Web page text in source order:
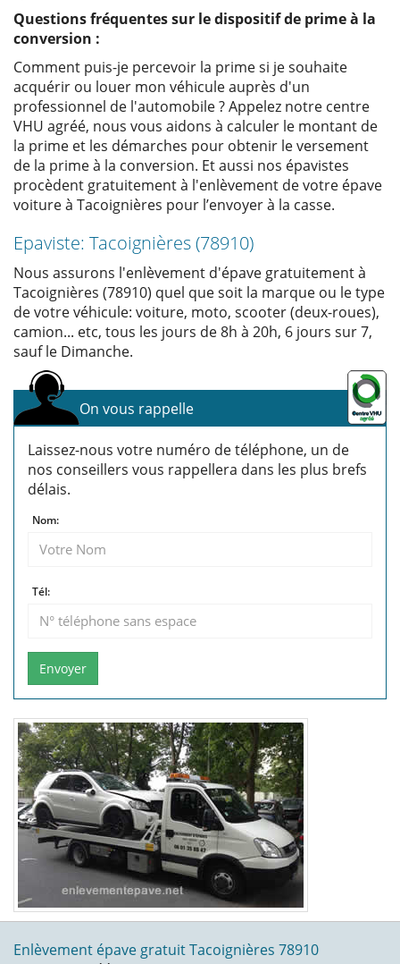
Questions fréquentes sur le dispositif de prime à la
conversion :
Comment puis-je percevoir la prime si je souhaite
acquérir ou louer mon véhicule auprès d'un
professionnel de l'automobile ? Appelez notre centre
VHU agréé, nous vous aidons à calculer le montant de
la prime et les démarches pour obtenir le versement
de la prime à la conversion. Et aussi nos épavistes
procèdent gratuitement à l'enlèvement de votre épave
voiture à Tacoignières pour l’envoyer à la casse.
Epaviste: Tacoignières (78910)
Nous assurons l'enlèvement d'épave gratuitement à
Tacoignières (78910) quel que soit la marque ou le type
de votre véhicule: voiture, moto, scooter (deux-roues),
camion... etc, tous les jours de 8h à 20h, 6 jours sur 7,
sauf le Dimanche.
On vous rappelle
Laissez-nous votre numéro de téléphone, un de
nos conseillers vous rappellera dans les plus brefs
délais.
Nom:
Tél:
Envoyer
Enlèvement épave gratuit Tacoignières 78910